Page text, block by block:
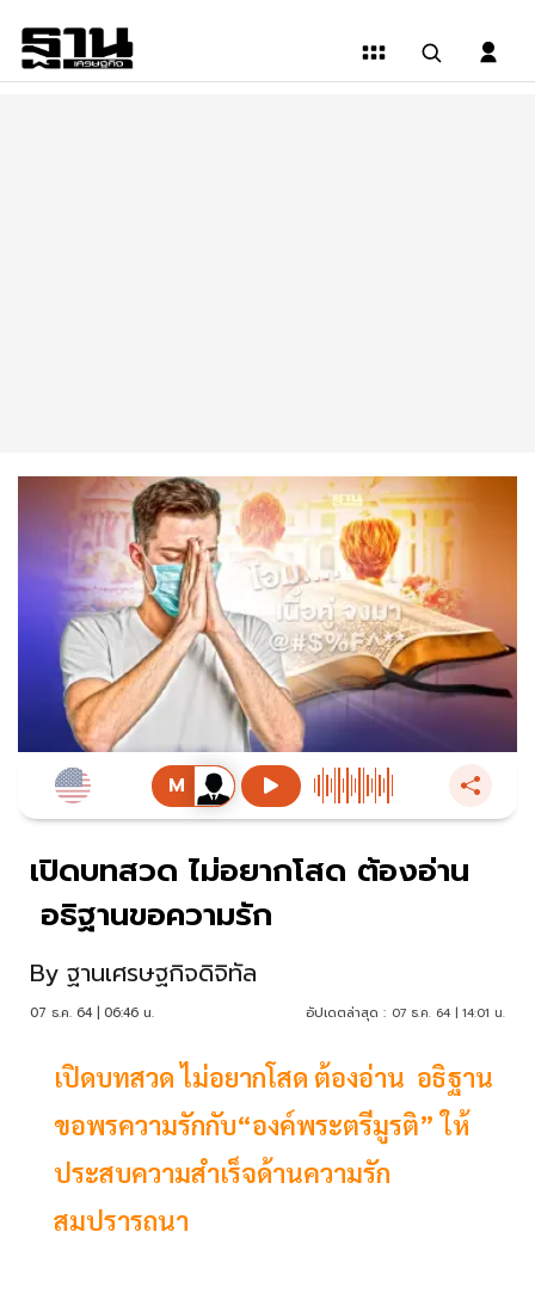
เปิดบทสวด ไม่อยากโสด ต้องอ่าน
อธิฐานขอความรัก
By ฐานเศรษฐกิจดิจิทัล
07 ธ.ค. 64 | 06:46 น. อัปเดตล่าสุด : 07 ธ.ค. 64 | 14:01 น.
เปิดบทสวด ไม่อยากโสด ต้องอ่าน อธิฐาน
ขอพรความรักกับ“องค์พระตรีมูรติ” ให้
ประสบความสำเร็จด้านความรัก
สมปรารถนา